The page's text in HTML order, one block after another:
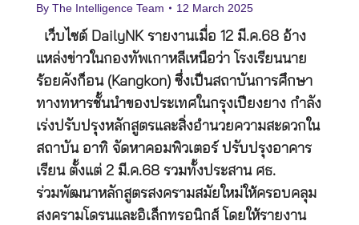
By The Intelligence Team 12 March 2025
เว็บไซต์ DailyNK รายงานเมื่อ 12 มี.ค.68 อ้าง
แหล่งข่าวในกองทัพเกาหลีเหนือว่า โรงเรียนนาย
ร้อยคังก็อน (Kangkon) ซึ่งเป็นสถาบันการศึกษา
ทางทหารชั้นนำของประเทศในกรุงเปียงยาง กำลัง
เร่งปรับปรุงหลักสูตรและสิ่งอำนวยความสะดวกใน
สถาบัน อาทิ จัดหาคอมพิวเตอร์ ปรับปรุงอาคาร
เรียน ตั้งแต่ 2 มี.ค.68 รวมทั้งประสาน ศธ.
ร่วมพัฒนาหลักสูตรสงครามสมัยใหม่ให้ครอบคลุม
สงครามโดรนและอิเล็กทรอนิกส์ โดยให้รายงาน